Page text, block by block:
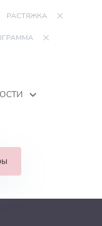
РАСТЯЖКА